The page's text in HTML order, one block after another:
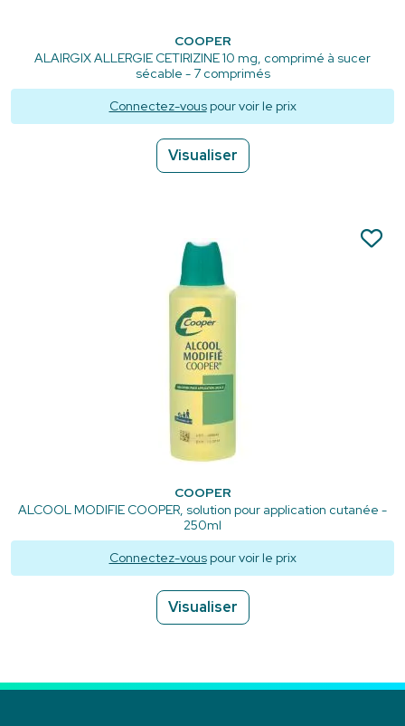
COOPER
ALAIRGIX ALLERGIE CETIRIZINE 10 mg, comprimé à sucer
sécable - 7 comprimés
Connectez-vouspour voir le prix
Visualiser
COOPER
ALCOOL MODIFIE COOPER, solution pour application cutanée -
250ml
Connectez-vouspour voir le prix
Visualiser